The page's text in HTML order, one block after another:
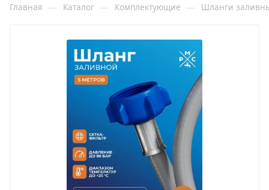
Главная — Каталог — Комплектующие — Шланги